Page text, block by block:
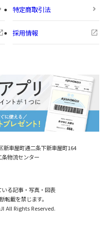
新車屋町通二条下新車屋町164
物流センター
特定商取引法
採用情報
る記事・写真・図表
転載を禁じます。
All Rights Reserved.